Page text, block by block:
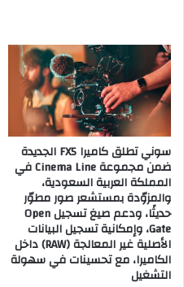
سوني تطلق كاميرا FX5 الجديدة
ضمن مجموعة Cinema Line في
المملكة العربية السعودية،
والمزوّدة بمستشعر صور مطوّر
حديثًا، ودعم صيغ تسجيل Open
Gate، وإمكانية تسجيل البيانات
الأصلية غير المعالجة (RAW) داخل
الكاميرا، مع تحسينات في سهولة
التشغيل